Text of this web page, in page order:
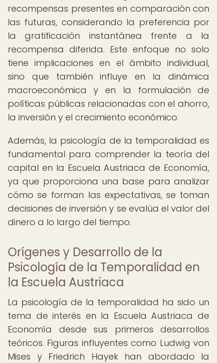
recompensas presentes en comparación con
las futuras, considerando la preferencia por
la gratificación instantánea frente a la
recompensa diferida. Este enfoque no solo
tiene implicaciones en el ámbito individual,
sino que también influye en la dinámica
macroeconómica y en la formulación de
políticas públicas relacionadas con el ahorro,
la inversión y el crecimiento económico.
Además, la psicología de la temporalidad es
fundamental para comprender la teoría del
capital en la Escuela Austriaca de Economía,
ya que proporciona una base para analizar
cómo se forman las expectativas, se toman
decisiones de inversión y se evalúa el valor del
dinero a lo largo del tiempo.
Orígenes y Desarrollo de la
Psicología de la Temporalidad en
la Escuela Austriaca
La psicología de la temporalidad ha sido un
tema de interés en la Escuela Austriaca de
Economía desde sus primeros desarrollos
teóricos. Figuras influyentes como Ludwig von
Mises y Friedrich Hayek han abordado la